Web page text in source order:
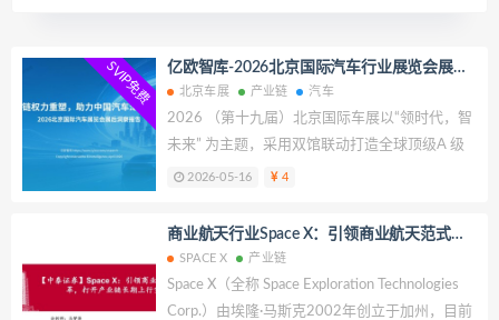
SVIP免费
亿欧智库-2026北京国际汽车行业展览会展后
洞察报告：产业链权力重塑，助力中国汽车深
度全球化
北京车展 产业链 汽车
2026 （第十九届）北京国际车展以“领时代，智
未来” 为主题，采用双馆联动打造全球顶级A 级
车展，是观测全球汽车产业变革的核心窗口。本
布局，聚焦智能驾驶、新能源生态、全球化竞争
等核心方向，精准捕捉行业技术迭代与竞争格局
演变趋势。
2026-05-16 4
商业航天行业Space X：引领商业航天范式变
革，打开产业链长期上行空间
SPACE X 产业链
Space X（全称 Space Exploration Technologies
Corp.）由埃隆·马斯克2002年创立于加州，目前